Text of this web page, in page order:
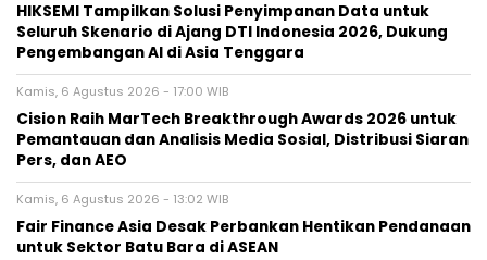
HIKSEMI Tampilkan Solusi Penyimpanan Data untuk
Seluruh Skenario di Ajang DTI Indonesia 2026, Dukung
Pengembangan AI di Asia Tenggara
Kamis, 6 Agustus 2026 - 17:00 WIB
Cision Raih MarTech Breakthrough Awards 2026 untuk
Pemantauan dan Analisis Media Sosial, Distribusi Siaran
Pers, dan AEO
Kamis, 6 Agustus 2026 - 13:02 WIB
Fair Finance Asia Desak Perbankan Hentikan Pendanaan
untuk Sektor Batu Bara di ASEAN